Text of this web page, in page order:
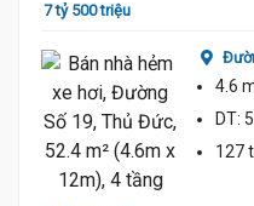
7 tỷ 500 triệu
4.6
DT:
127